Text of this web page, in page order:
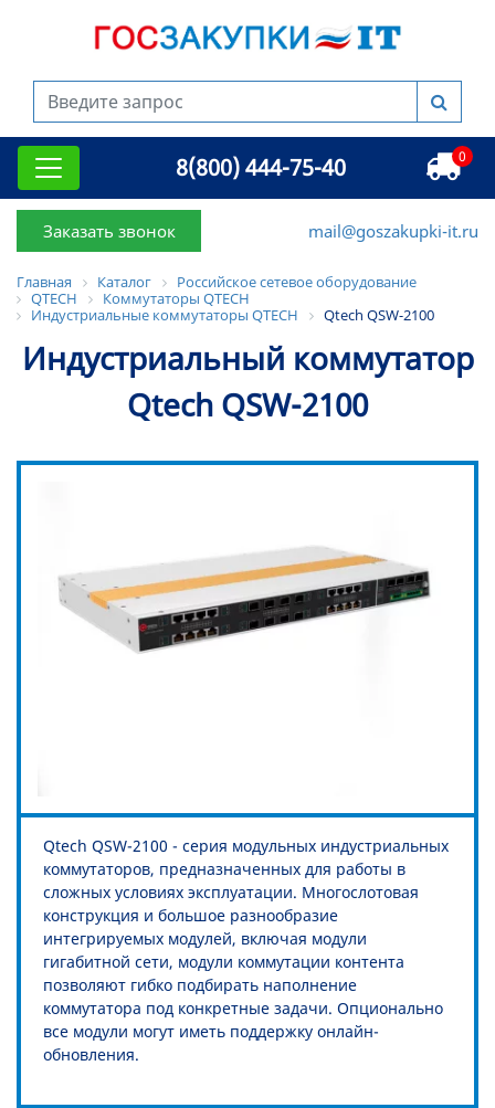
8(800) 444-75-40 0
Заказать звонок mail@goszakupki-it.ru
Главная Каталог
Российское сетевое оборудование
QTECH
Коммутаторы QTECH
Индустриальные коммутаторы QTECH
Qtech QSW-2100
Индустриальный коммутатор
Qtech QSW-2100
Qtech QSW-2100 - серия модульных индустриальных
коммутаторов, предназначенных для работы в
сложных условиях эксплуатации. Многослотовая
конструкция и большое разнообразие
интегрируемых модулей, включая модули
гигабитной сети, модули коммутации контента
позволяют гибко подбирать наполнение
коммутатора под конкретные задачи. Опционально
все модули могут иметь поддержку онлайн-
обновления.